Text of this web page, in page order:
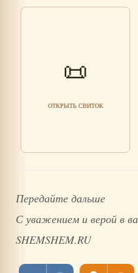
📜
ОТКРЫТЬ СВИТОК
как не потерять свою
индивидуальность
Передайте дальше
С уважением и верой
SHEMSHEM.RU